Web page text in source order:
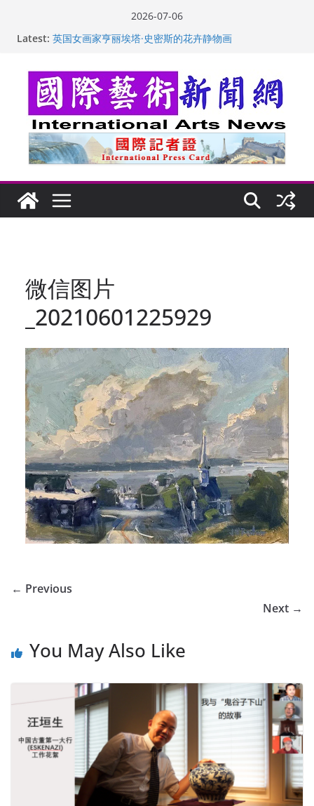
2026-07-06
Latest: “梵心”归处：一场展览 连着攀枝花的千里乡愁
英国女画家亨丽埃塔·史密斯的花卉静物画
美国人
玛丽安娜·卡拉切娃的绘画：幽默和难以言喻的快乐
苏方 ：“字”得其乐
微信图片
_20210601225929
← Previous
Next →
You May Also Like